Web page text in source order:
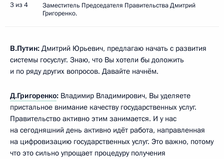
3 из 4
Заместитель Председателя Правительства Дмитрий
Григоренко.
В.Путин: Дмитрий Юрьевич, предлагаю начать с развития
системы госуслуг. Знаю, что Вы хотели бы доложить
и по ряду других вопросов. Давайте начнём.
Д.Григоренко: Владимир Владимирович, Вы уделяете
пристальное внимание качеству государственных услуг.
Правительство активно этим занимается. И у нас
на сегодняшний день активно идёт работа, направленная
на цифровизацию государственных услуг. Это важно, потому
что это сильно упрощает процедуру получения